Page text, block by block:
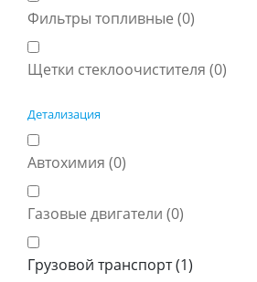
Фильтры топливные (0)
Щетки стеклоочистителя (0)
Детализация
Автохимия (0)
Газовые двигатели (0)
Грузовой транспорт (1)